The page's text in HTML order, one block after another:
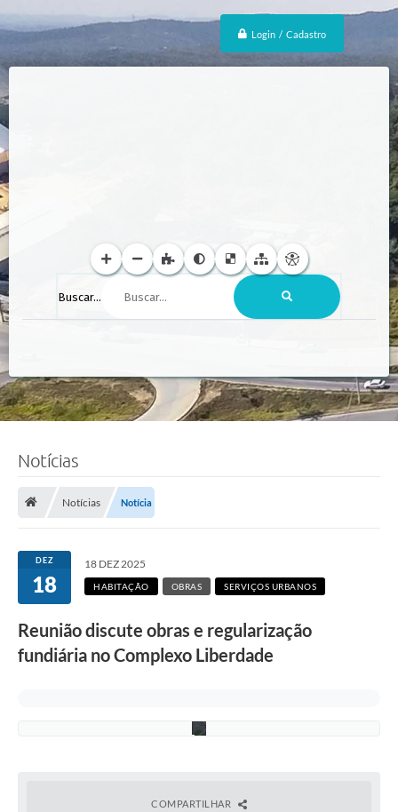
Login / Cadastro
Buscar...
Notícias
Notícias Notícia
DEZ
18
18 DEZ 2025
HABITAÇÃO OBRAS SERVIÇOS URBANOS
Reunião discute obras e regularização
fundiária no Complexo Liberdade
m
COMPARTILHAR